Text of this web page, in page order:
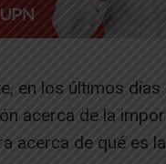
en los últimos días
acerca de la
acerca de qué es